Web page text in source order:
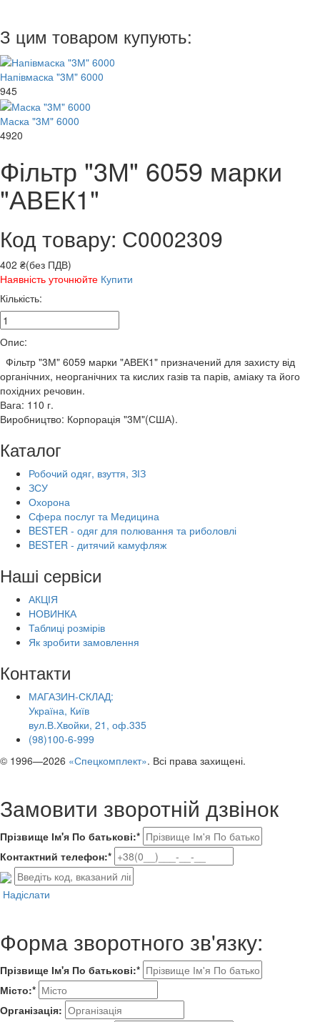
З цим товаром купують:
Напівмаска "3М" 6000
945
Маска "3М" 6000
4920
Фільтр "3М" 6059 марки
"АВЕК1"
Код товару: С0002309
402 ₴(без ПДВ)
Наявність уточнюйте Купити
Кількість:
Опис:
Фільтр "3М" 6059 марки "АВЕК1" призначений для захисту від
органічних, неорганічних та кислих газів та парів, аміаку та його
похідних речовин.
Вага: 110 г.
Виробництво: Корпорація "3М"(США).
Каталог
Робочий одяг, взуття, ЗІЗ
ЗСУ
Охорона
Сфера послуг та Медицина
BESTER - одяг для полювання та риболовлі
BESTER - дитячий камуфляж
Наші сервіси
АКЦІЯ
НОВИНКА
Таблиці розмірів
Як зробити замовлення
Контакти
МАГАЗИН-СКЛАД:
Україна, Київ
вул.В.Хвойки, 21, оф.335
(98)100-6-999
© 1996—2026 «Спецкомплект». Всі права захищені.
Замовити зворотній дзвінок
Прізвище Ім'я По батькові:*
Контактний телефон:*
Надіслати
Форма зворотного зв'язку:
Прізвище Ім'я По батькові:*
Місто:*
Організація: